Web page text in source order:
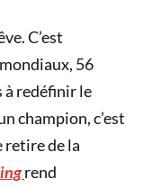
C’est
56
à redéfinir le
champion, c’est
retire de la
rend